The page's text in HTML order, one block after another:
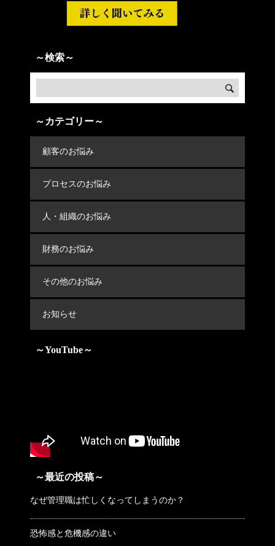
～検索～
～カテゴリー～
顧客のお悩み
プロセスのお悩み
人・組織のお悩み
財務のお悩み
その他のお悩み
お知らせ
～YouTube～
～最近の投稿～
なぜ管理職は忙しくなってしまうのか？
恐怖感と危機感の違い